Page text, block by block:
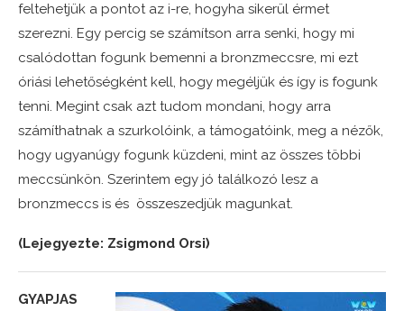
feltehetjük a pontot az i-re, hogyha sikerül érmet
szerezni. Egy percig se számítson arra senki, hogy mi
csalódottan fogunk bemenni a bronzmeccsre, mi ezt
óriási lehetőségként kell, hogy megéljük és így is fogunk
tenni. Megint csak azt tudom mondani, hogy arra
számíthatnak a szurkolóink, a támogatóink, meg a nézők,
hogy ugyanúgy fogunk küzdeni, mint az összes többi
meccsünkön. Szerintem egy jó találkozó lesz a
bronzmeccs is és összeszedjük magunkat.
(Lejegyezte: Zsigmond Orsi)
GYAPJAS